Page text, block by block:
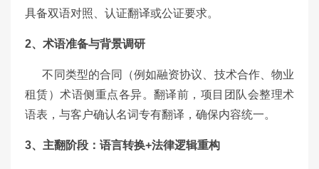
具备双语对照、认证翻译或公证要求。
2、 术语准备与背景调研
不同类型的合同（例如融资协议、技术合作、物业
租赁）术语侧重点各异。翻译前，项目团队会整理术
语表，与客户确认名词专有翻译，确保内容统一。
3、主翻阶段：语言转换+法律逻辑重构